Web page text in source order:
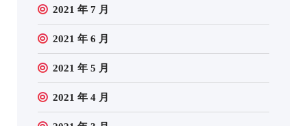
2021 年 7 月
2021 年 6 月
2021 年 5 月
2021 年 4 月